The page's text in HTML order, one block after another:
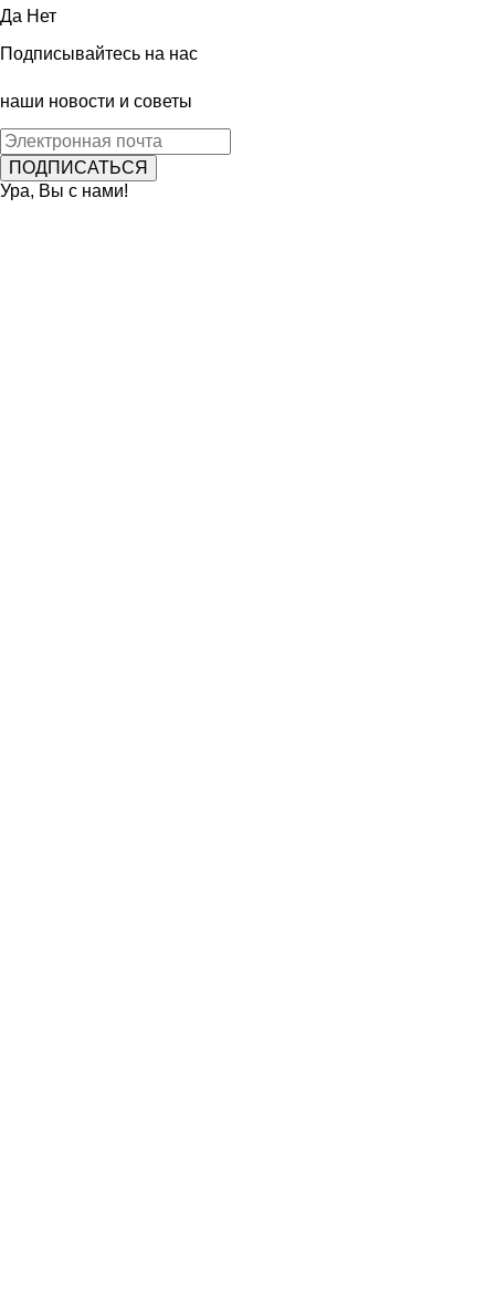
Да Нет
Подписывайтесь на нас
наши новости и советы
Ура, Вы с нами!